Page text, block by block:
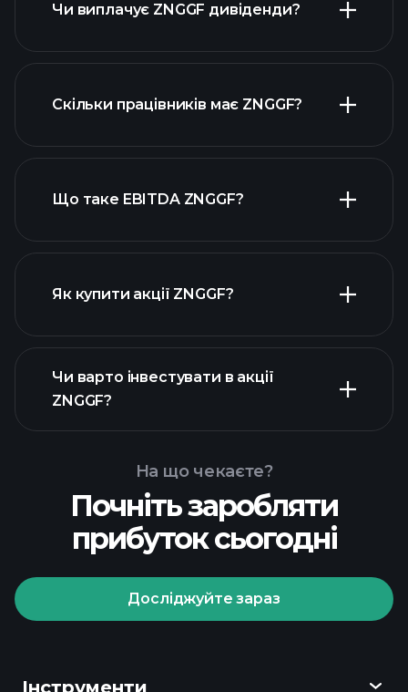
фінансових звітах ZNGGF
Чи виплачує ZNGGF дивіденди?
Скільки працівників має ZNGGF?
найбільших
Що таке EBITDA ZNGGF?
фінансових звітах ZNGGF
Як купити акції ZNGGF?
Playtrade Tournaments
рекомендованого
брокера
Чи варто інвестувати в акції
ZNGGF?
На що чекаєте?
Почніть заробляти
прибуток сьогодні
Досліджуйте зараз
Інструменти